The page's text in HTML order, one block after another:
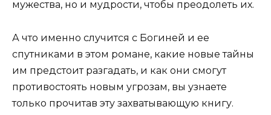
мужества, но и мудрости, чтобы преодолеть их.
А что именно случится с Богиней и ее
спутниками в этом романе, какие новые тайны
им предстоит разгадать, и как они смогут
противостоять новым угрозам, вы узнаете
только прочитав эту захватывающую книгу.